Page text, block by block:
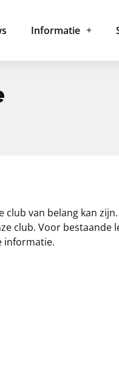
Informatie
van belang kan
club. Voor bestaande
informatie.